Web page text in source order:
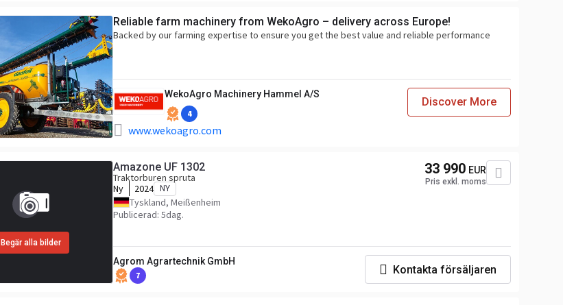
Reliable farm machinery from WekoAgro – delivery across Europe!
Backed by our farming expertise to ensure you get the best value and reliable performance
WekoAgro Machinery Hammel A/S
4
www.wekoagro.com
Discover More
Begär alla bilder
Amazone UF 1302
Traktorburen spruta
Ny
2024 NY
Tyskland, Meißenheim
Publicerad: 5dag.
33 990 EUR
Pris exkl. moms
Agrom Agrartechnik GmbH
7 Kontakta försäljaren